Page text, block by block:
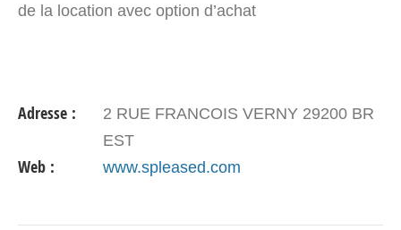
de la location avec option d’achat
Adresse :
2 RUE FRANCOIS VERNY 29200 BR
EST
Web : www.spleased.com